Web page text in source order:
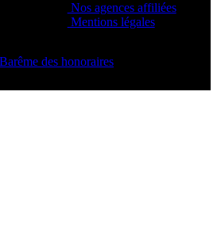
Nos agences affiliées
Mentions légales
Barême des honoraires